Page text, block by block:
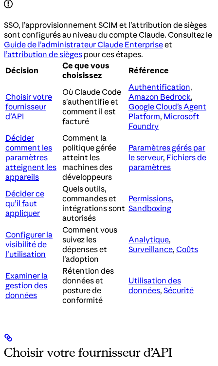
SSO, l’approvisionnement SCIM et l’attribution de sièges
sont configurés au niveau du compte Claude. Consultez le
Guide de l’administrateur Claude Enterpriseet
l’attribution de sièges pour ces étapes.
Décision
Ce que vous
choisissez
Référence
Choisir votre
fournisseur
d’API
Où Claude Code
s’authentifie et
comment il est
facturé
Authentification,
Amazon Bedrock,
Google Cloud’s Agent
Platform, Microsoft
Foundry
Décider
comment les
paramètres
atteignent les
appareils
Comment la
politique gérée
atteint les
machines des
développeurs
Paramètres gérés par
le serveur, Fichiers de
paramètres
Décider ce
qu’il faut
appliquer
Quels outils,
commandes et
intégrations sont
autorisés
Permissions,
Sandboxing
Configurer la
visibilité de
l’utilisation
Comment vous
suivez les
dépenses et
l’adoption
Analytique,
Surveillance, Coûts
Examiner la
gestion des
données
Rétention des
données et
posture de
conformité
Utilisation des
données, Sécurité
Choisir votre fournisseur d’API